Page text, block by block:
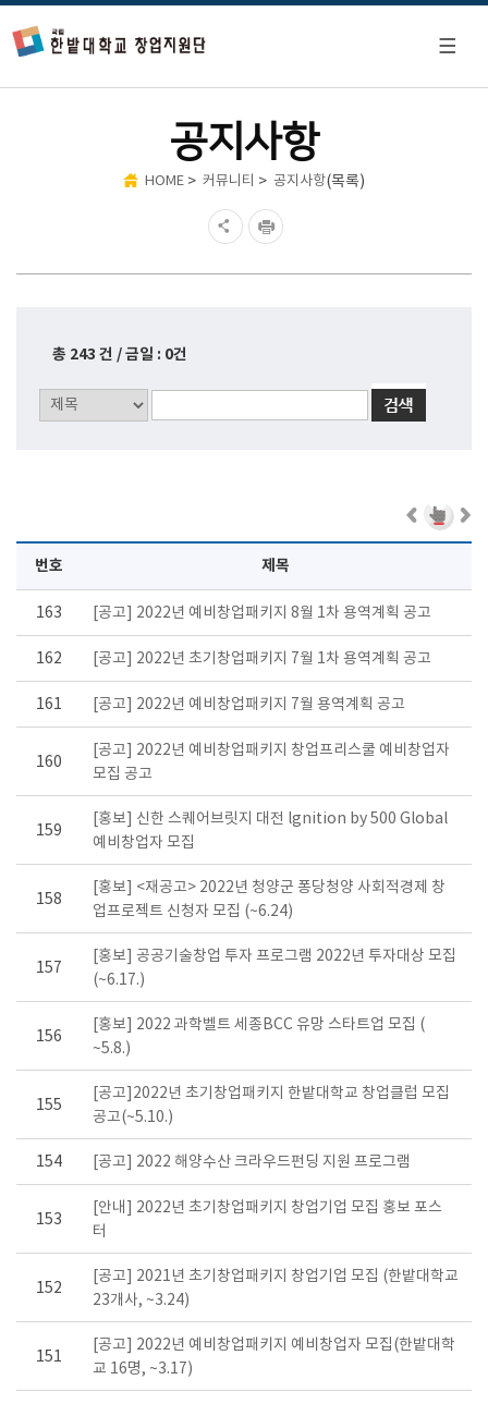
공지사항
HOME > 커뮤니티 > 공지사항(목록)
총 243 건 / 금일 : 0건
번호 제목
163 [공고] 2022년 예비창업패키지 8월 1차 용역계획 공고
162 [공고] 2022년 초기창업패키지 7월 1차 용역계획 공고
161 [공고] 2022년 예비창업패키지 7월 용역계획 공고
160
[공고] 2022년 예비창업패키지 창업프리스쿨 예비창업자
모집 공고
159
[홍보] 신한 스퀘어브릿지 대전 lgnition by 500 Global
예비창업자 모집
158
[홍보] <재공고> 2022년 청양군 퐁당청양 사회적경제 창
업프로젝트 신청자 모집 (~6.24)
157
[홍보] 공공기술창업 투자 프로그램 2022년 투자대상 모집
(~6.17.)
156
[홍보] 2022 과학벨트 세종BCC 유망 스타트업 모집 (
~5.8.)
155
[공고]2022년 초기창업패키지 한밭대학교 창업클럽 모집
공고(~5.10.)
154 [공고] 2022 해양수산 크라우드펀딩 지원 프로그램
153
[안내] 2022년 초기창업패키지 창업기업 모집 홍보 포스
터
152
[공고] 2021년 초기창업패키지 창업기업 모집 (한밭대학교
23개사, ~3.24)
151
[공고] 2022년 예비창업패키지 예비창업자 모집(한밭대학
교 16명, ~3.17)